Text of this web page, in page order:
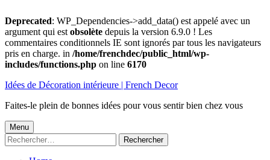
Deprecated: WP_Dependencies->add_data() est appelé avec un
argument qui est obsolète depuis la version 6.9.0 ! Les
commentaires conditionnels IE sont ignorés par tous les navigateurs
pris en charge. in /home/frenchdec/public_html/wp-
includes/functions.php on line 6170
au
Idées de Décoration intérieure | French Decor
Faites-le plein de bonnes idées pour vous sentir bien chez vous
Menu
principal
Menu
Rechercher :